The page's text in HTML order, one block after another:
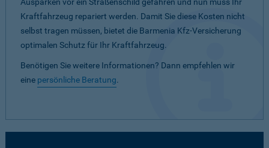
Kraftfahrzeug repariert werden. Damit Sie diese Kosten nicht
selbst tragen müssen, bietet die Barmenia Kfz-Versicherung
optimalen Schutz für Ihr Kraftfahrzeug.
Benötigen Sie weitere Informationen? Dann empfehlen wir
eine persönliche Beratung.